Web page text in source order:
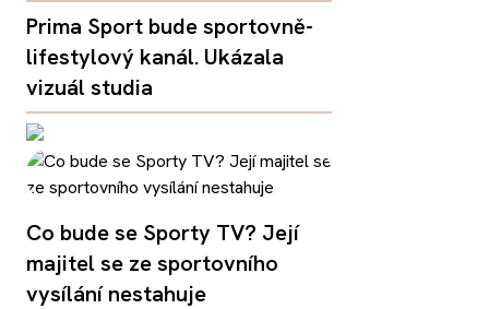
Prima Sport bude sportovně-
lifestylový kanál. Ukázala
vizuál studia
Co bude se Sporty TV? Její
majitel se ze sportovního
vysílání nestahuje